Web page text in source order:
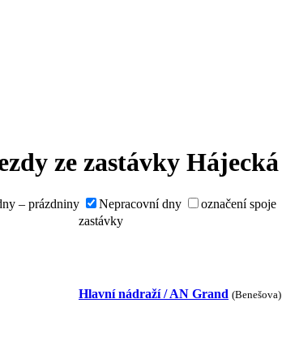
ze zastávky Hájecká
– prázdniny Nepracovní dny označení spoje
zastávky
Hlavní nádraží / AN Grand (Benešova)